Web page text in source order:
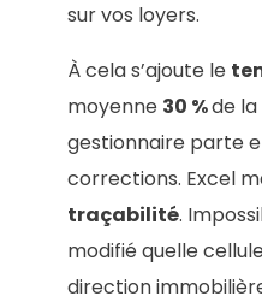
sur vos loyers.
À cela s’ajoute le
moyenne 30 %de la
gestionnaire parte
corrections. Excel
traçabilité.
modifié quelle
direction